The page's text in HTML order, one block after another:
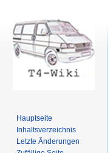
Hauptseite
Inhaltsverzeichnis
Letzte Änderungen